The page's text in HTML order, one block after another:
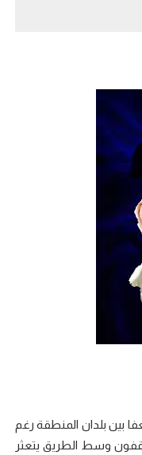
بين بلدان المنطقة رغم
وسط الطريق يتعثر